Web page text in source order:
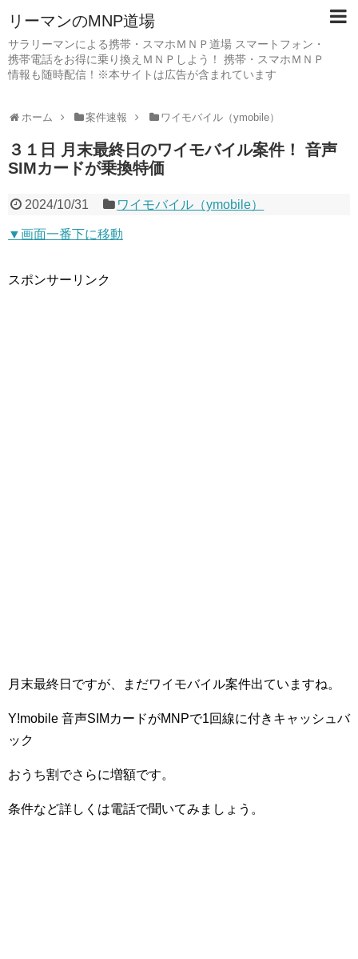
リーマンのMNP道場
サラリーマンによる携帯・スマホＭＮＰ道場 スマートフォン・
携帯電話をお得に乗り換えＭＮＰしよう！ 携帯・スマホＭＮＰ
情報も随時配信！※本サイトは広告が含まれています
ホーム 案件速報 ワイモバイル（ymobile）
３１日 月末最終日のワイモバイル案件！ 音声
SIMカードが乗換特価
2024/10/31 ワイモバイル（ymobile）
▼画面一番下に移動
スポンサーリンク
月末最終日ですが、まだワイモバイル案件出ていますね。
Y!mobile 音声SIMカードがMNPで1回線に付きキャッシュバ
ック
おうち割でさらに増額です。
条件など詳しくは電話で聞いてみましょう。